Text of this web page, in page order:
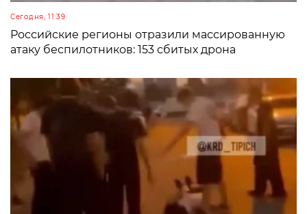
Сегодня, 11:39
Российские регионы отразили массированную
атаку беспилотников: 153 сбитых дрона